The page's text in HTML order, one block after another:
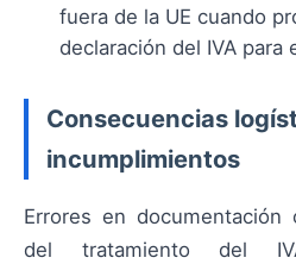
fuera de la UE cuando
declaración del IVA para
Consecuencias
incumplimientos
Errores en
del tratamiento del